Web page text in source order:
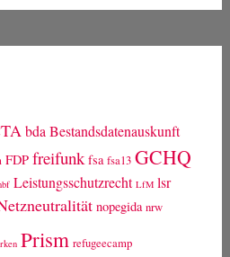
bda Bestandsdatenauskunft
FDP freifunk fsa fsa13 GCHQ
Leistungsschutzrecht LfM lsr
nopegida nrw
Prism refugeecamp